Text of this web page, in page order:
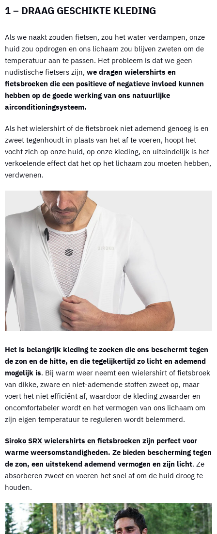
1 – DRAAG GESCHIKTE KLEDING
Als we naakt zouden fietsen, zou het water verdampen, onze
huid zou opdrogen en ons lichaam zou blijven zweten om de
temperatuur aan te passen. Het probleem is dat we geen
nudistische fietsers zijn, we dragen wielershirts en
fietsbroeken die een positieve of negatieve invloed kunnen
hebben op de goede werking van ons natuurlijke
airconditioningsysteem.
Als het wielershirt of de fietsbroek niet ademend genoeg is en
zweet tegenhoudt in plaats van het af te voeren, hoopt het
vocht zich op onze huid, op onze kleding, en uiteindelijk is het
verkoelende effect dat het op het lichaam zou moeten hebben,
verdwenen.
Het is belangrijk kleding te zoeken die ons beschermt tegen
de zon en de hitte, en die tegelijkertijd zo licht en ademend
mogelijk is. Bij warm weer neemt een wielershirt of fietsbroek
van dikke, zware en niet-ademende stoffen zweet op, maar
voert het niet efficiënt af, waardoor de kleding zwaarder en
oncomfortabeler wordt en het vermogen van ons lichaam om
zijn eigen temperatuur te reguleren wordt belemmerd.
Siroko SRX wielershirts en fietsbroeken zijn perfect voor
warme weersomstandigheden. Ze bieden bescherming tegen
de zon, een uitstekend ademend vermogen en zijn licht. Ze
absorberen zweet en voeren het snel af om de huid droog te
houden.